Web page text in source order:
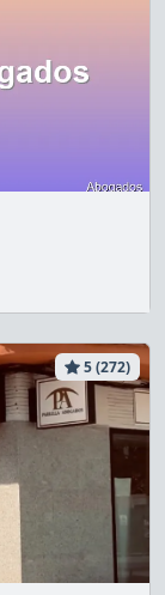
5 (272)